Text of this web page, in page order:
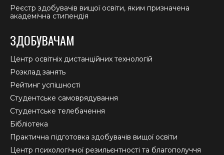
Реєстр здобувачів вищої освіти, яким призначена
академічна стипендія
ЗДОБУВАЧАМ
Центр освітніх дистанційних технологій
Розклад занять
Рейтинг успішності
Студентське самоврядування
Студентське телебачення
Бібліотека
Практична підготовка здобувачів вищої освіти
Центр психологічної резильєнтності та благополуччя